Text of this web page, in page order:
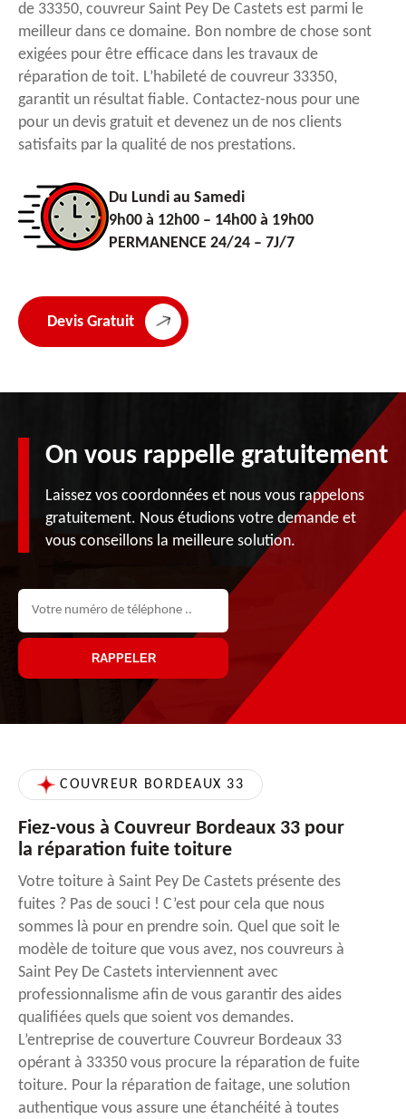
de 33350, couvreur Saint Pey De Castets est parmi le
meilleur dans ce domaine. Bon nombre de chose sont
exigées pour être efficace dans les travaux de
réparation de toit. L’habileté de couvreur 33350,
garantit un résultat fiable. Contactez-nous pour une
pour un devis gratuit et devenez un de nos clients
satisfaits par la qualité de nos prestations.
Du Lundi au Samedi
9h00 à 12h00 – 14h00 à 19h00
PERMANENCE 24/24 – 7J/7
Devis Gratuit
On vous rappelle gratuitement
Laissez vos coordonnées et nous vous rappelons
gratuitement. Nous étudions votre demande et
vous conseillons la meilleure solution.
COUVREUR BORDEAUX 33
Fiez-vous à Couvreur Bordeaux 33 pour
la réparation fuite toiture
Votre toiture à Saint Pey De Castets présente des
fuites ? Pas de souci ! C’est pour cela que nous
sommes là pour en prendre soin. Quel que soit le
modèle de toiture que vous avez, nos couvreurs à
Saint Pey De Castets interviennent avec
professionnalisme afin de vous garantir des aides
qualifiées quels que soient vos demandes.
L’entreprise de couverture Couvreur Bordeaux 33
opérant à 33350 vous procure la réparation de fuite
toiture. Pour la réparation de faitage, une solution
authentique vous assure une étanchéité à toutes